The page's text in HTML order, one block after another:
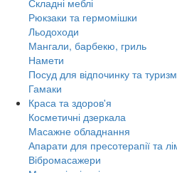
Рюкзаки та гермомішки
Льодоходи
Мангали, барбекю, гриль
Намети
Посуд для відпочинку та
Гамаки
Краса та здоров'я
Косметичні дзеркала
Масажне обладнання
Апарати для пресотерапії та
Вібромасажери